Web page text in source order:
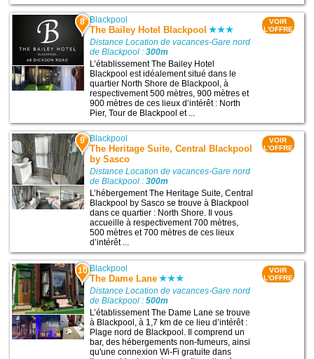
8 Blackpool
The Bailey Hotel Blackpool
Distance Location de vacances-Gare nord
de Blackpool :300m
L’établissement The Bailey Hotel
Blackpool est idéalement situé dans le
quartier North Shore de Blackpool, à
respectivement 500 mètres, 900 mètres et
900 mètres de ces lieux d’intérêt : North
Pier, Tour de Blackpool et ...
VOIR
L'OFFRE
9 Blackpool
The Heritage Suite, Central Blackpool
by Sasco
Distance Location de vacances-Gare nord
de Blackpool :300m
L’hébergement The Heritage Suite, Central
Blackpool by Sasco se trouve à Blackpool
dans ce quartier : North Shore. Il vous
accueille à respectivement 700 mètres,
500 mètres et 700 mètres de ces lieux
d’intérêt ...
VOIR
L'OFFRE
10 Blackpool
The Dame Lane
Distance Location de vacances-Gare nord
de Blackpool :500m
L’établissement The Dame Lane se trouve
à Blackpool, à 1,7 km de ce lieu d’intérêt :
Plage nord de Blackpool. Il comprend un
bar, des hébergements non-fumeurs, ainsi
qu'une connexion Wi-Fi gratuite dans
VOIR
L'OFFRE